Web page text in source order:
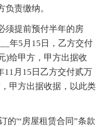
责缴纳。
须提前预付半年的房
年5月15日，乙方交付
)给甲方，甲方出据收
11月15日乙方交付贰万
甲方出据收据，以此类
的'“房屋租赁合同”条款